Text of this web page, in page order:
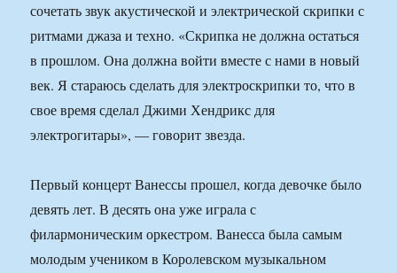
сочетать звук акустической и электрической скрипки с
ритмами джаза и техно. «Скрипка не должна остаться
в прошлом. Она должна войти вместе с нами в новый
век. Я стараюсь сделать для электроскрипки то, что в
свое время сделал Джими Хендрикс для
электрогитары», — говорит звезда.
Первый концерт Ванессы прошел, когда девочке было
девять лет. В десять она уже играла с
филармоническим оркестром. Ванесса была самым
молодым учеником в Королевском музыкальном